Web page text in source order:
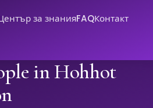
за знанияFAQКонтакт
in Hohhot